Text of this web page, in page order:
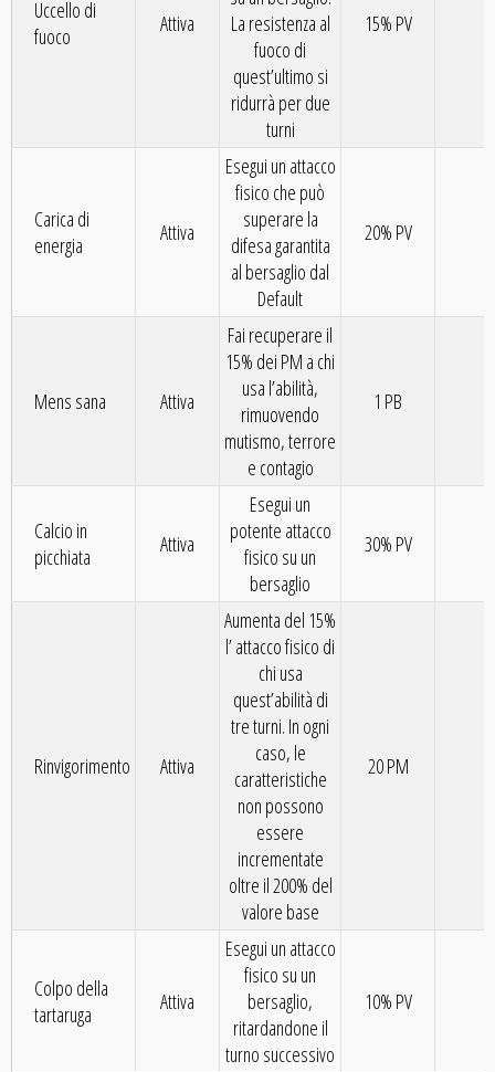
Uccello di
fuoco
Attiva
La resistenza al
fuoco di
quest’ultimo si
ridurrà per due
turni
15% PV
Carica di
energia
Attiva
Esegui un attacco
fisico che può
superare la
difesa garantita
al bersaglio dal
Default
20% PV
Mens sana Attiva
Fai recuperare il
15% dei PM a chi
usa l’abilità,
rimuovendo
mutismo, terrore
e contagio
1 PB
Calcio in
picchiata
Attiva
Esegui un
potente attacco
fisico su un
bersaglio
30% PV
Rinvigorimento Attiva
Aumenta del 15%
l’ attacco fisico di
chi usa
quest’abilità di
tre turni. In ogni
caso, le
caratteristiche
non possono
essere
incrementate
oltre il 200% del
valore base
20 PM
Colpo della
tartaruga
Attiva
Esegui un attacco
fisico su un
bersaglio,
ritardandone il
turno successivo
10% PV